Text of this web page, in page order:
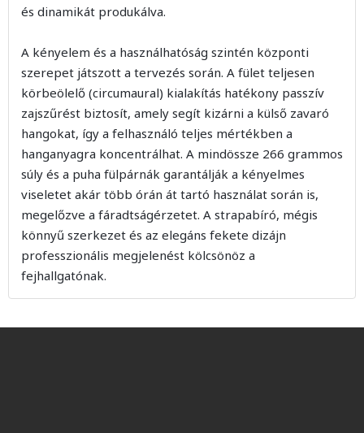
és dinamikát produkálva.
A kényelem és a használhatóság szintén központi
szerepet játszott a tervezés során. A fület teljesen
körbeölelő (circumaural) kialakítás hatékony passzív
zajszűrést biztosít, amely segít kizárni a külső zavaró
hangokat, így a felhasználó teljes mértékben a
hanganyagra koncentrálhat. A mindössze 266 grammos
súly és a puha fülpárnák garantálják a kényelmes
viseletet akár több órán át tartó használat során is,
megelőzve a fáradtságérzetet. A strapabíró, mégis
könnyű szerkezet és az elegáns fekete dizájn
professzionális megjelenést kölcsönöz a
fejhallgatónak.